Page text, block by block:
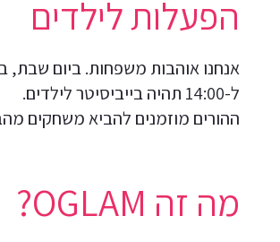
הפעלות לילדים
ל-14:00 תהיה בייביסיטר לילדים.
ההורים מוזמנים להביא משחקים
מה זה OGLAM?